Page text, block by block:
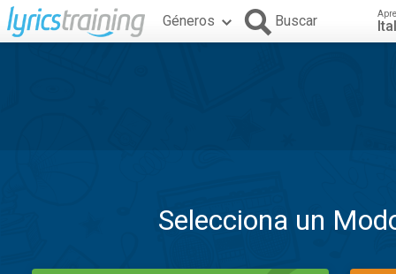
Géneros Buscar
Selecciona un